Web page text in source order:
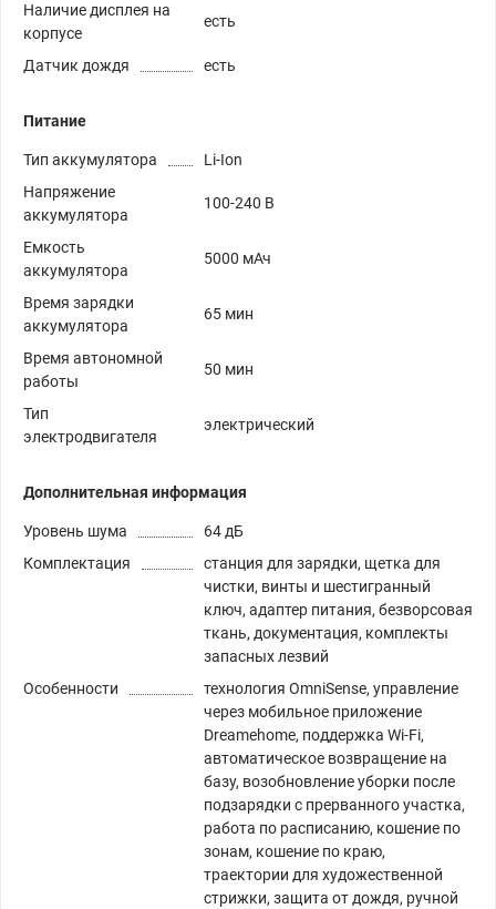
Наличие дисплея на
корпусе
есть
Датчик дождя есть
Питание
Тип аккумулятора
Li-Ion
Напряжение
аккумулятора
100-240 В
Емкость
аккумулятора
5000 мАч
Время зарядки
аккумулятора
65 мин
Время автономной
работы
50 мин
Тип
электродвигателя
электрический
Дополнительная информация
Уровень шума
64 дБ
Комплектация
станция для зарядки, щетка для
чистки, винты и шестигранный
ключ, адаптер питания, безворсовая
ткань, документация, комплекты
запасных лезвий
Особенности
технология OmniSense, управление
через мобильное приложение
Dreamehome, поддержка Wi-Fi,
автоматическое возвращение на
базу, возобновление уборки после
подзарядки с прерванного участка,
работа по расписанию, кошение по
зонам, кошение по краю,
траектории для художественной
стрижки, защита от дождя, ручной